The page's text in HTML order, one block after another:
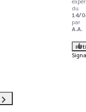
du
14/
par
A.A.